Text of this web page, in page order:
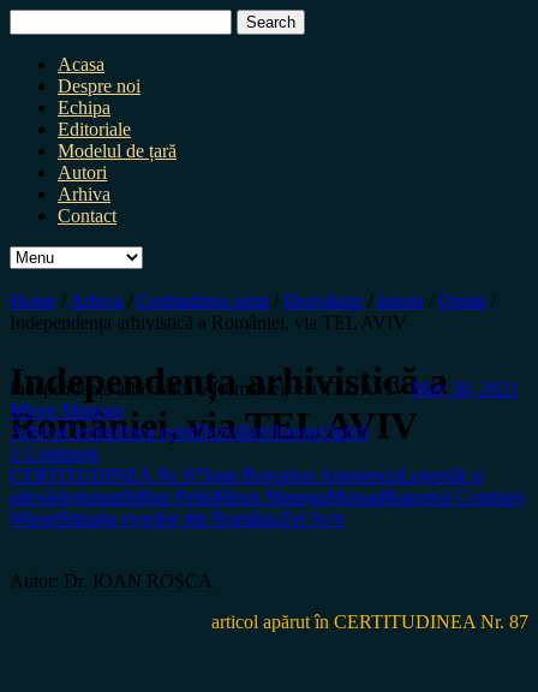
for:
Acasa
Despre noi
Echipa
Editoriale
Modelul de țară
Autori
Arhiva
Contact
Home / Arhiva / Certitudinea print / Dezvăluiri / Istorie / Opinii /
Independența arhivistică a României, via TEL AVIV
Independența arhivistică a
României, via TEL AVIV
Independența arhivistică a României, via TEL AVIV May 30, 2021
Miron Manega
ArhivaCertitudinea printDezvăluiriIstorieOpinii
1 Comment
CERTITUDINEA Nr. 87Ioan RoșcaIon AntonescuLegendă şi
adevărlegionariMihai PelinMiron ManegaMossadRaportul Comisiei
WieselSituația evreilor din RomâniaTel Aviv
Autor: Dr. IOAN ROȘCA
articol apărut în CERTITUDINEA Nr. 87